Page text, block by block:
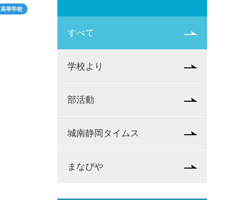
高等学校
すべて
学校より
部活動
城南静岡タイムス
まなびや